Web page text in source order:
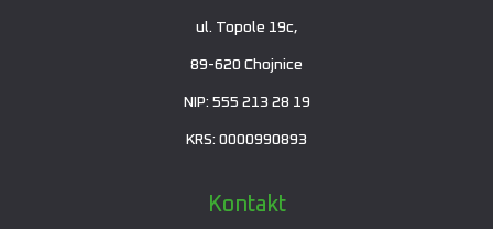
ul. Topole 19c,
89-620 Chojnice
NIP: 555 213 28 19
KRS: 0000990893
Kontakt